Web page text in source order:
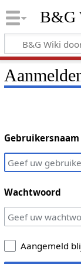
B&G
Gebruikersnaam
Wachtwoord
Aangemeld